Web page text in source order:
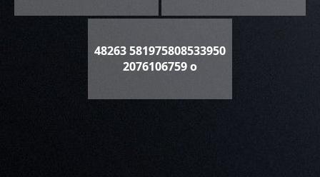
48263 581975808533950
2076106759 o